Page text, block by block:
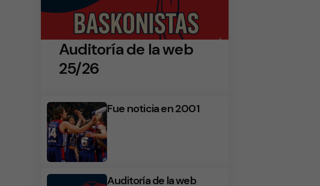
Auditoría de la web
25/26
Fue noticia en 2001
Auditoría de la web